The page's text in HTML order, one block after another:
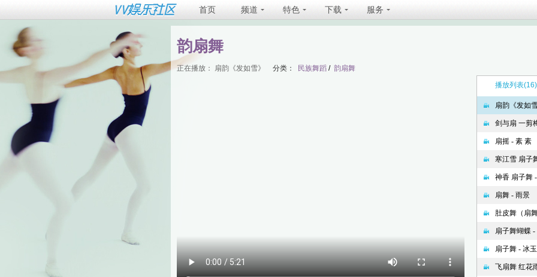
首页 频道 特色 下载 服务
韵扇舞
正在播放： 扇韵《发如雪》 分类： 民族舞蹈 / 韵扇舞
播放列表(16)